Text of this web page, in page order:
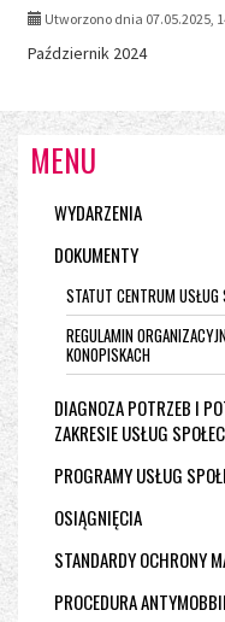
Utworzono dnia 07.05.2025,
Październik 2024
MENU
WYDARZENIA
DOKUMENTY
STATUT CENTRUM USŁUG
REGULAMIN
KONOPISKACH
DIAGNOZA POTRZEB I
ZAKRESIE USŁUG
PROGRAMY USŁUG
OSIĄGNIĘCIA
STANDARDY OCHRONY
PROCEDURA